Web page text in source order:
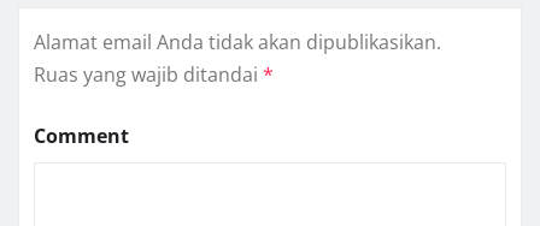
Alamat email Anda tidak akan dipublikasikan.
Ruas yang wajib ditandai *
Comment